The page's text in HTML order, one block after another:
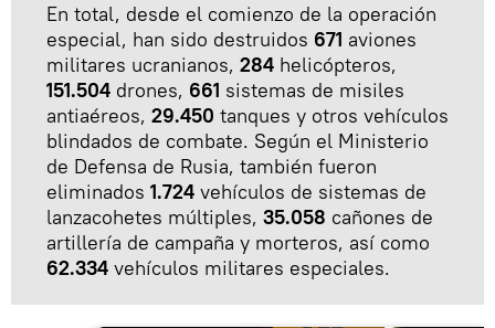
En total, desde el comienzo de la operación
especial, han sido destruidos 671 aviones
militares ucranianos, 284 helicópteros,
151.504 drones, 661 sistemas de misiles
antiaéreos, 29.450 tanques y otros vehículos
blindados de combate. Según el Ministerio
de Defensa de Rusia, también fueron
eliminados 1.724 vehículos de sistemas de
lanzacohetes múltiples, 35.058 cañones de
artillería de campaña y morteros, así como
62.334 vehículos militares especiales.